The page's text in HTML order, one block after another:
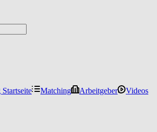
Matching Arbeitgeber
Videos